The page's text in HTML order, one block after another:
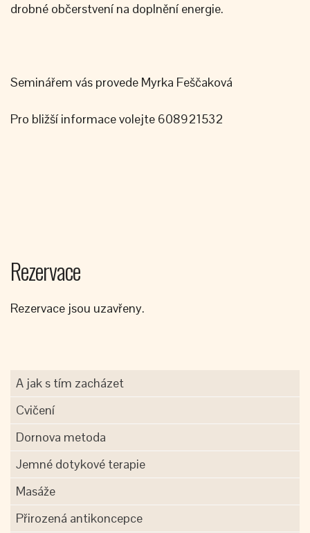
drobné občerstvení na doplnění energie.
Seminářem vás provede Myrka Feščaková
Pro bližší informace volejte 608921532
Rezervace
Rezervace jsou uzavřeny.
A jak s tím zacházet
Cvičení
Dornova metoda
Jemné dotykové terapie
Masáže
Přirozená antikoncepce